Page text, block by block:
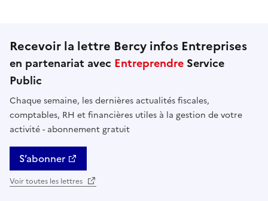
Recevoir la lettre Bercy infos Entreprises
en partenariat avec Entreprendre Service
Public
Chaque semaine, les dernières actualités fiscales,
comptables, RH et financières utiles à la gestion de votre
activité - abonnement gratuit
S’abonner
Voir toutes les lettres